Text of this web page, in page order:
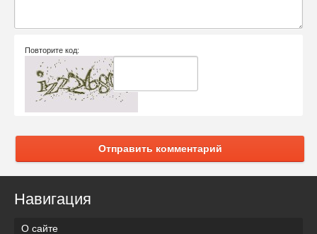
Повторите код:
Отправить комментарий
Навигация
О сайте